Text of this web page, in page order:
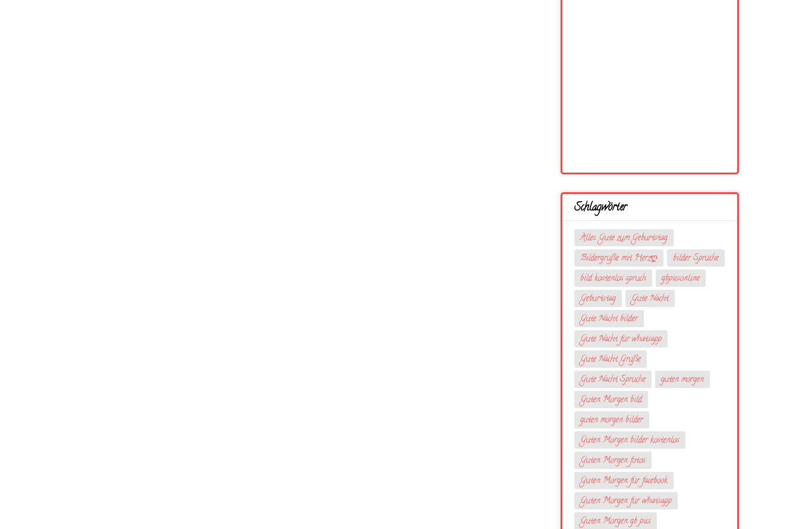
Schlagwörter
Alles Gute zum Geburtstag
Bildergrüße mit Herzღ
bilder Sprüche
bild kostenlos spruch
gbpicsonline
Geburtstag
Gute Nacht
Gute Nacht bilder
Gute Nacht für whatsapp
Gute Nacht Grüße
Gute Nacht Sprüche
guten morgen
Guten Morgen bild
guten morgen bilder
Guten Morgen bilder kostenlos
Guten Morgen fotos
Guten Morgen für facebook
Guten Morgen für whatsapp
Guten Morgen gb pics